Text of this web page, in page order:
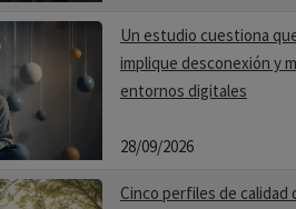
Un estudio cuestiona
implique desconexión y
entornos digitales
28/09/2026
Cinco perfiles de